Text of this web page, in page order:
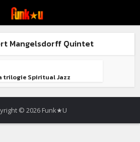
Mangelsdorff Quintet
trilogie Spiritual Jazz
© 2026 Funk★U